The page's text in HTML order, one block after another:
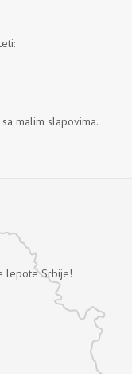
malim slapovima.
lepote Srbije!